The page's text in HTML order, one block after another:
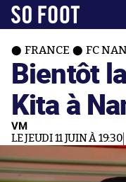
FRANCE FC
Bientôt
Kita à
VM
LE JEUDI 11 JUIN À 19:30